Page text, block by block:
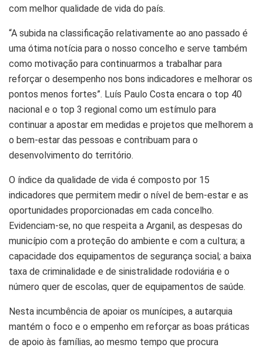
com melhor qualidade de vida do país.
“A subida na classificação relativamente ao ano passado é
uma ótima notícia para o nosso concelho e serve também
como motivação para continuarmos a trabalhar para
reforçar o desempenho nos bons indicadores e melhorar os
pontos menos fortes”. Luís Paulo Costa encara o top 40
nacional e o top 3 regional como um estímulo para
continuar a apostar em medidas e projetos que melhorem a
o bem-estar das pessoas e contribuam para o
desenvolvimento do território.
O índice da qualidade de vida é composto por 15
indicadores que permitem medir o nível de bem-estar e as
oportunidades proporcionadas em cada concelho.
Evidenciam-se, no que respeita a Arganil, as despesas do
município com a proteção do ambiente e com a cultura; a
capacidade dos equipamentos de segurança social ; a baixa
taxa de criminalidade e de sinistralidade rodoviária e o
número quer de escolas, quer de equipamentos de saúde.
Nesta incumbência de apoiar os munícipes, a autarquia
mantém o foco e o empenho em reforçar as boas práticas
de apoio às famílias, ao mesmo tempo que procura